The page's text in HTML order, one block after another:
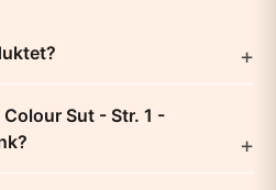
Sut - Str. 1 -